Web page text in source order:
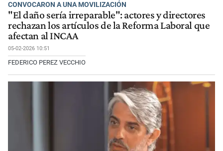
CONVOCARON A UNA MOVILIZACIÓN
"El daño sería irreparable": actores y directores
rechazan los artículos de la Reforma Laboral que
afectan al INCAA
05-02-2026 10:51
FEDERICO PEREZ VECCHIO